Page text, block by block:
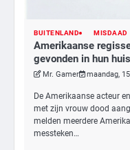
BUITENLAND MISDAAD
Amerikaanse
gevonden in hun
Mr. Gamer maandag,
De Amerikaanse acteur
met zijn vrouw dood
melden meerdere
messteken…
Nick
Ms.